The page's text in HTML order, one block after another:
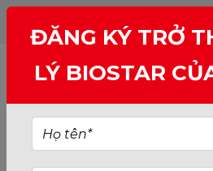
ĐĂNG KÝ TRỞ
LÝ BIOSTAR